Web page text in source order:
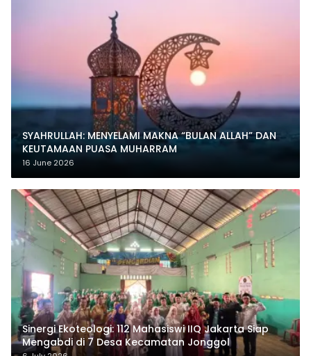
SYAHRULLAH: MENYELAMI MAKNA “BULAN ALLAH” DAN
KEUTAMAAN PUASA MUHARRAM
16 June 2026
‎Sinergi Ekoteologi: 112 Mahasiswi IIQ Jakarta Siap
Mengabdi di 7 Desa Kecamatan Jonggol